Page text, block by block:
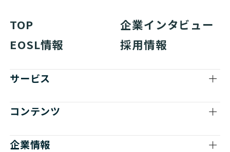
TOP
企業インタビュー
EOSL情報
採用情報
サービス
コンテンツ
企業情報